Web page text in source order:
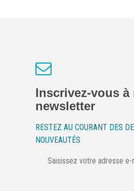
Inscrivez-vous à
newsletter
RESTEZ AU COURANT DES
NOUVEAUTÉS